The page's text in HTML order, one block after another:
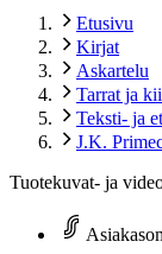
Etusivu
Kirjat
Askartelu
Tarrat ja
Teksti- ja
J.K.
Tuotekuvat- ja